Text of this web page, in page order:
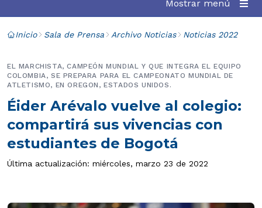
Mostrar menú
Inicio Sala de Prensa Archivo Noticias Noticias 2022
Éider Arévalo vuelve al colegio:
compartirá sus vivencias con
estudiantes de Bogotá
EL MARCHISTA, CAMPEÓN MUNDIAL Y QUE INTEGRA EL EQUIPO
COLOMBIA, SE PREPARA PARA EL CAMPEONATO MUNDIAL DE
ATLETISMO, EN OREGON, ESTADOS UNIDOS.
Última actualización: miércoles, marzo 23 de 2022